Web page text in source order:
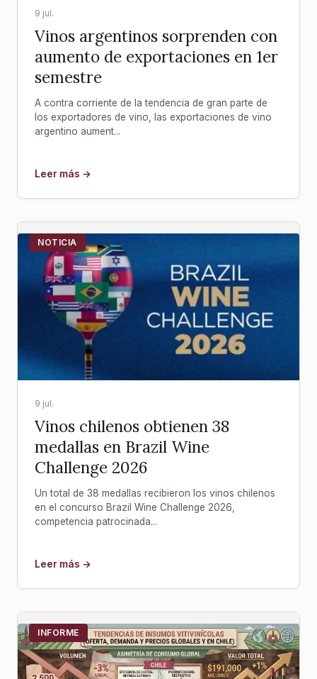
9 jul.
Vinos argentinos sorprenden con
aumento de exportaciones en 1er
semestre
A contra corriente de la tendencia de gran parte de
los exportadores de vino, las exportaciones de vino
argentino aument...
Leer más →
NOTICIA
9 jul.
Vinos chilenos obtienen 38
medallas en Brazil Wine
Challenge 2026
Un total de 38 medallas recibieron los vinos chilenos
en el concurso Brazil Wine Challenge 2026,
competencia patrocinada...
Leer más →
INFORME